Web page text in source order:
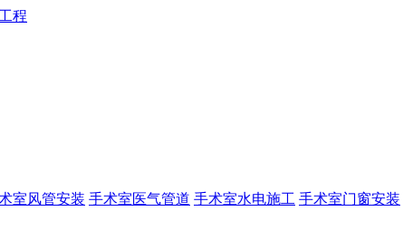
室风管安装 手术室医气管道 手术室水电施工 手术室门窗安装